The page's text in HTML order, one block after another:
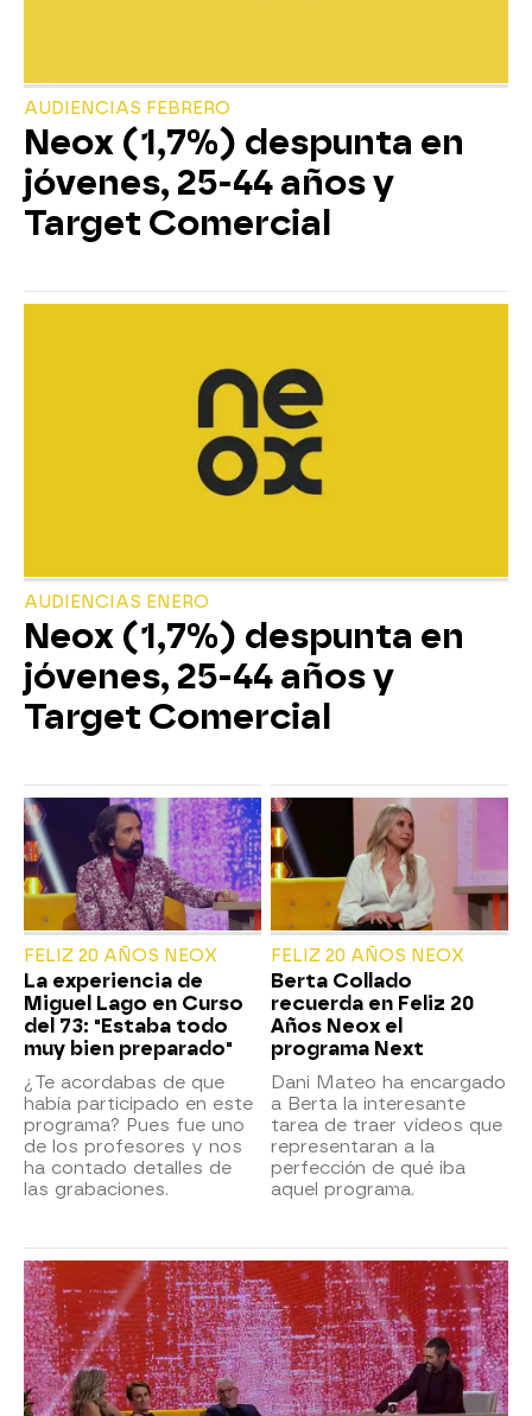
AUDIENCIAS FEBRERO
Neox (1,7%) despunta en
jóvenes, 25-44 años y
Target Comercial
AUDIENCIAS ENERO
Neox (1,7%) despunta en
jóvenes, 25-44 años y
Target Comercial
FELIZ 20 AÑOS NEOX
La experiencia de
Miguel Lago en Curso
del 73: "Estaba todo
muy bien preparado"
¿Te acordabas de que
había participado en este
programa? Pues fue uno
de los profesores y nos
ha contado detalles de
las grabaciones.
FELIZ 20 AÑOS NEOX
Berta Collado
recuerda en Feliz 20
Años Neox el
programa Next
Dani Mateo ha encargado
a Berta la interesante
tarea de traer vídeos que
representaran a la
perfección de qué iba
aquel programa.